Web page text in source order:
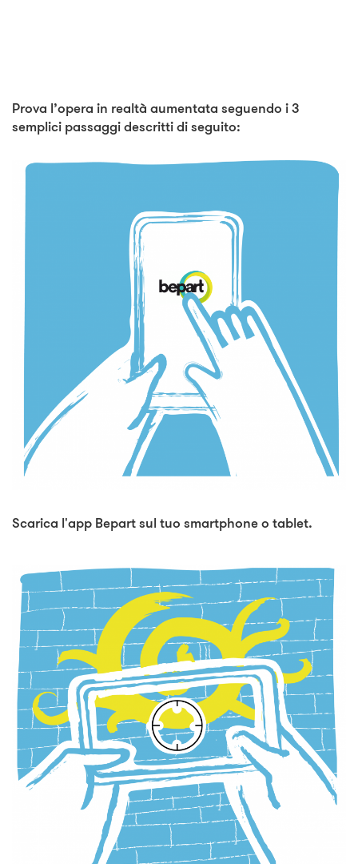
Prova l’opera in realtà aumentata seguendo i 3
semplici passaggi descritti di seguito:
Scarica l'app Bepart sul tuo smartphone o tablet.